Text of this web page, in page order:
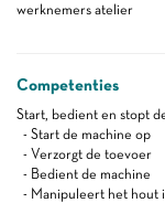
werknemers atelier
Competenties
Start, bedient en stopt
- Start de machine op
- Verzorgt de toevoer
- Bedient de machine
- Manipuleert het hout